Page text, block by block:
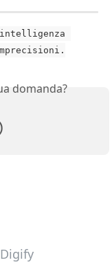
domanda?